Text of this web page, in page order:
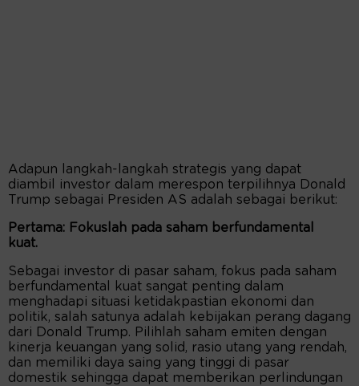
Adapun langkah-langkah strategis yang dapat
diambil investor dalam merespon terpilihnya Donald
Trump sebagai Presiden AS adalah sebagai berikut:
Pertama: Fokuslah pada saham berfundamental
kuat.
Sebagai investor di pasar saham, fokus pada saham
berfundamental kuat sangat penting dalam
menghadapi situasi ketidakpastian ekonomi dan
politik, salah satunya adalah kebijakan perang dagang
dari Donald Trump. Pilihlah saham emiten dengan
kinerja keuangan yang solid, rasio utang yang rendah,
dan memiliki daya saing yang tinggi di pasar
domestik sehingga dapat memberikan perlindungan